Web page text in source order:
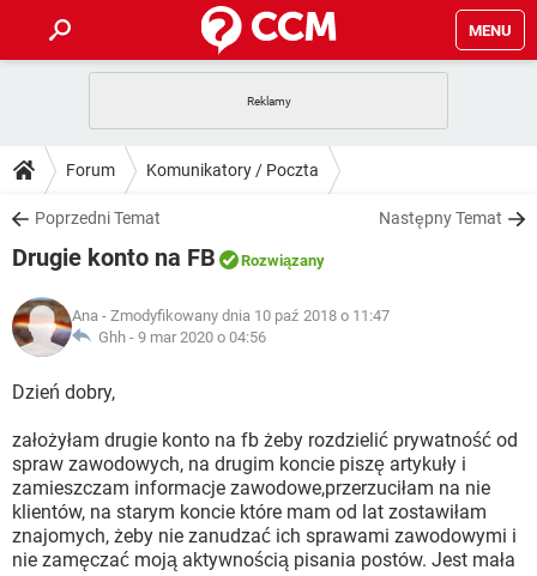
MENU
GRY WHATSAPP
SPOTIFY
INSTAGRAM FACEBOOK
WINDOWS 10
PORADY
PlayStation TIKTOK
INSTAGRAM FACEBOOK
WINDOWS 10
DO POBRANIA
ANDROID TIKTOK
GRY
IOS
INSTAGRAM
FORUM
COVID-19 TIKTOK
GRY
SPOTIFY
INSTAGRAM FACEBOOK
WINDOWS 10
ARTYKUŁY
COVID-19
SPOTIFY NETFLIX
INSTAGRAM FACEBOOK
WINDOWS 10
Forum Komunikatory / Poczta
Poprzedni Temat Następny Temat
Drugie konto na FB Rozwiązany
Ana - Zmodyfikowany dnia 10 paź 2018 o 11:47
Ghh - 9 mar 2020 o 04:56
Dzień dobry,
założyłam drugie konto na fb żeby rozdzielić prywatność od
spraw zawodowych, na drugim koncie piszę artykuły i
zamieszczam informacje zawodowe,przerzuciłam na nie
klientów, na starym koncie które mam od lat zostawiłam
znajomych, żeby nie zanudzać ich sprawami zawodowymi i
nie zamęczać moją aktywnością pisania postów. Jest mała